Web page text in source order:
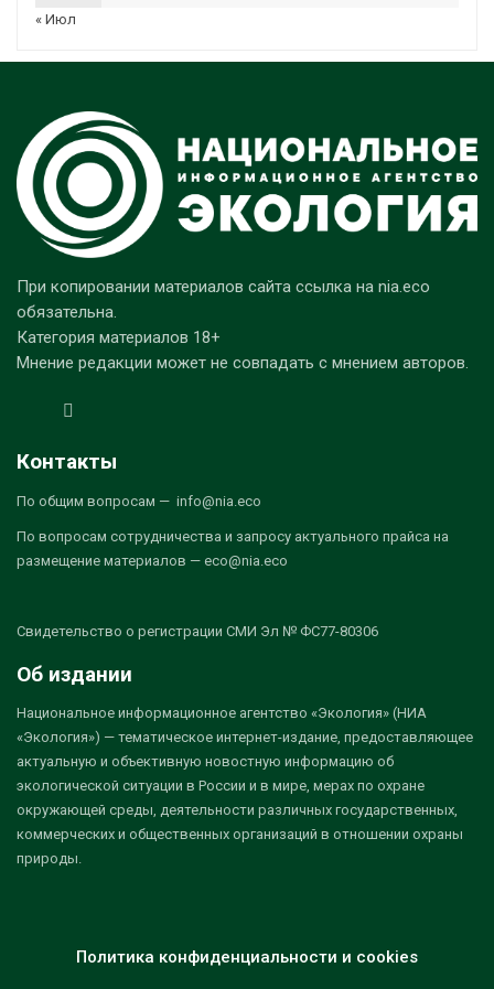
« Июл
При копировании материалов сайта ссылка на nia.eco
обязательна.
Категория материалов 18+
Мнение редакции может не совпадать с мнением авторов.
Контакты
По общим вопросам — info@nia.eco
По вопросам сотрудничества и запросу актуального прайса на
размещение материалов — eco@nia.eco
Свидетельство о регистрации СМИ Эл № ФС77-80306
Об издании
Национальное информационное агентство «Экология» (НИА
«Экология») — тематическое интернет-издание, предоставляющее
актуальную и объективную новостную информацию об
экологической ситуации в России и в мире, мерах по охране
окружающей среды, деятельности различных государственных,
коммерческих и общественных организаций в отношении охраны
природы.
Политика конфиденциальности и cookies